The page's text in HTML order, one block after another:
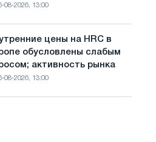
08-2026, 13:00
цены на HRC в
обусловлены слабым
активность рынка
08-2026, 13:00